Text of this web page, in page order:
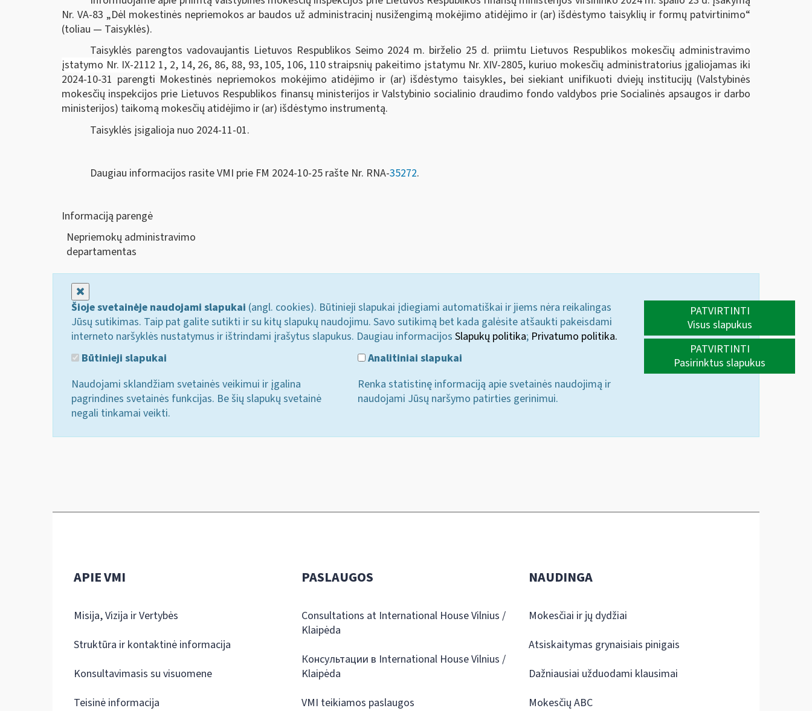
Nr. VA-83 „Dėl mokestinės nepriemokos ar baudos už administracinį nusižengimą mokėjimo atidėjimo ir (ar) išdėstymo taisyklių ir formų patvirtinimo“
(toliau — Taisyklės).
Taisyklės parengtos vadovaujantis Lietuvos Respublikos Seimo 2024 m. birželio 25 d. priimtu Lietuvos Respublikos mokesčių administravimo
įstatymo Nr. IX-2112 1, 2, 14, 26, 86, 88, 93, 105, 106, 110 straipsnių pakeitimo įstatymu Nr.XIV-2805, kuriuo mokesčių administratorius įgaliojamas iki
2024-10-31 parengti Mokestinės nepriemokos mokėjimo atidėjimo ir (ar) išdėstymo taisykles, bei siekiant unifikuoti dviejų institucijų (Valstybinės
mokesčių inspekcijos prie Lietuvos Respublikos finansų ministerijos ir Valstybinio socialinio draudimo fondo valdybos prie Socialinės apsaugos ir darbo
ministerijos) taikomą mokesčių atidėjimo ir (ar) išdėstymo instrumentą.
Taisyklės įsigalioja nuo 2024-11-01.
Daugiau informacijos rasite VMI prie FM 2024-10-25 rašte Nr. RNA-35272.
Informaciją parengė
Nepriemokų administravimo
departamentas
Šioje svetainėje naudojami slapukai (angl. cookies). Būtinieji slapukai įdiegiami automatiškai ir jiems nėra reikalingas
Jūsų sutikimas. Taip pat galite sutikti ir su kitų slapukų naudojimu. Savo sutikimą bet kada galėsite atšaukti pakeisdami
interneto naršyklės nustatymus ir ištrindami įrašytus slapukus. Daugiau informacijos Slapukų politika; Privatumo politika.
Būtinieji slapukai
Naudojami sklandžiam svetainės veikimui ir įgalina
pagrindines svetainės funkcijas. Be šių slapukų svetainė
negali tinkamai veikti.
Analitiniai slapukai
Renka statistinę informaciją apie svetainės naudojimą ir
naudojami Jūsų naršymo patirties gerinimui.
PATVIRTINTI
Visus slapukus
PATVIRTINTI
Pasirinktus slapukus
APIE VMI
Misija, Vizija ir Vertybės
Struktūra ir kontaktinė informacija
Konsultavimasis su visuomene
Teisinė informacija
PASLAUGOS
Consultations at International House Vilnius /
Klaipėda
Консультации в International House Vilnius /
Klaipėda
VMI teikiamos paslaugos
NAUDINGA
Mokesčiai ir jų dydžiai
Atsiskaitymas grynaisiais pinigais
Dažniausiai užduodami klausimai
Mokesčių ABC